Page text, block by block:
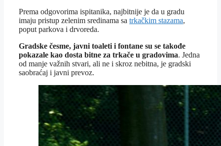
Prema odgovorima ispitanika, najbitnije je da u gradu
imaju pristup zelenim sredinama sa trkačkim stazama,
poput parkova i drvoreda.
Gradske česme, javni toaleti i fontane su se takođe
pokazale kao dosta bitne za trkače u gradovima. Jedna
od manje važnih stvari, ali ne i skroz nebitna, je gradski
saobraćaj i javni prevoz.